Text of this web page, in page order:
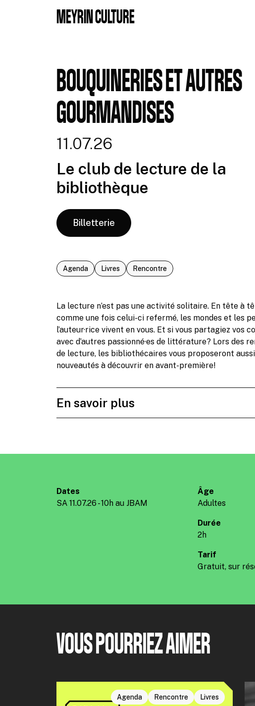
MEYRIN CULTURE
BOUQUINERIES ET AUTRES
GOURMANDISES
11.07.26
Le club de lecture de la
bibliothèque
Billetterie
Agenda Livres Rencontre
La lecture n’est pas une activité solitaire. En tête à
comme une fois celui-ci refermé, les mondes et les
l’auteur·rice vivent en vous. Et si vous partagiez vos
avec d’autres passionné·es de littérature? Lors des
de lecture, les bibliothécaires vous proposeront
nouveautés à découvrir en avant-première!
En savoir plus
Dates
SA 11.07.26 - 10h au JBAM
Âge
Adultes
Durée
2h
Tarif
Gratuit, sur
VOUS POURRIEZ AIMER
Agenda Rencontre Livres